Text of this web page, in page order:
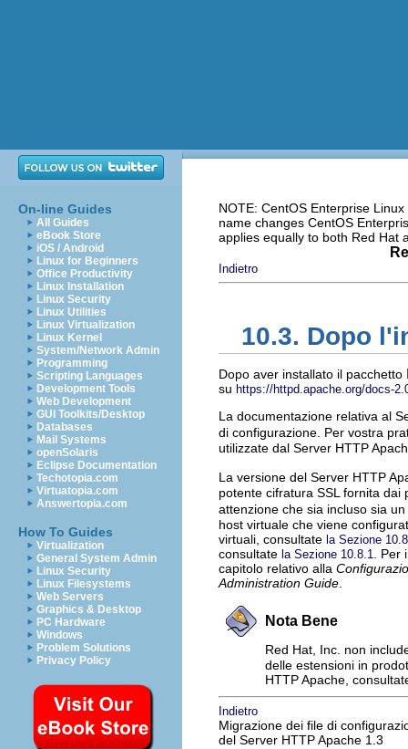
On-line Guides
All Guides
eBook Store
iOS / Android
Linux for Beginners
Office Productivity
Linux Installation
Linux Security
Linux Utilities
Linux Virtualization
Linux Kernel
System/Network Admin
Programming
Scripting Languages
Development Tools
Web Development
GUI Toolkits/Desktop
Databases
Mail Systems
openSolaris
Eclipse Documentation
Techotopia.com
Virtuatopia.com
Answertopia.com
How To Guides
Virtualization
General System Admin
Linux Security
Linux Filesystems
Web Servers
Graphics & Desktop
PC Hardware
Windows
Problem Solutions
Privacy Policy
NOTE: CentOS Enterprise
name changes CentOS
applies equally to both Red Hat
Indietro
10.3. Dopo
Dopo aver installato il pacchetto
su https://httpd.apache.org/docs-
La documentazione relativa al
di configurazione. Per vostra
utilizzate dal Server HTTP
La versione del Server HTTP
potente cifratura SSL fornita dai
attenzione che sia incluso sia
host virtuale che viene
virtuali, consultate la Sezione 10.8
consultate la Sezione 10.8.1 .
capitolo relativo alla
Administration Guide
Nota Bene
Red Hat, Inc. non
delle estensioni in
HTTP Apache,
Indietro
Migrazione dei file di
del Server HTTP Apache 1.3